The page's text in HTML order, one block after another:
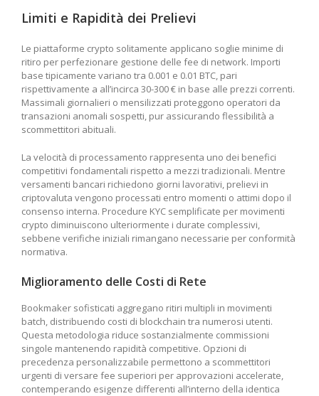
Limiti e Rapidità dei Prelievi
Le piattaforme crypto solitamente applicano soglie minime di
ritiro per perfezionare gestione delle fee di network. Importi
base tipicamente variano tra 0.001 e 0.01 BTC, pari
rispettivamente a all’incirca 30-300 € in base alle prezzi correnti.
Massimali giornalieri o mensilizzati proteggono operatori da
transazioni anomali sospetti, pur assicurando flessibilità a
scommettitori abituali.
La velocità di processamento rappresenta uno dei benefici
competitivi fondamentali rispetto a mezzi tradizionali. Mentre
versamenti bancari richiedono giorni lavorativi, prelievi in
criptovaluta vengono processati entro momenti o attimi dopo il
consenso interna. Procedure KYC semplificate per movimenti
crypto diminuiscono ulteriormente i durate complessivi,
sebbene verifiche iniziali rimangano necessarie per conformità
normativa.
Miglioramento delle Costi di Rete
Bookmaker sofisticati aggregano ritiri multipli in movimenti
batch, distribuendo costi di blockchain tra numerosi utenti.
Questa metodologia riduce sostanzialmente commissioni
singole mantenendo rapidità competitive. Opzioni di
precedenza personalizzabile permettono a scommettitori
urgenti di versare fee superiori per approvazioni accelerate,
contemperando esigenze differenti all’interno della identica